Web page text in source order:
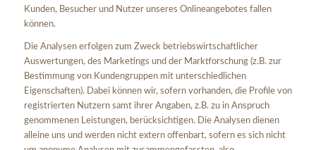
Kunden, Besucher und Nutzer unseres Onlineangebotes fallen
können.
Die Analysen erfolgen zum Zweck betriebswirtschaftlicher
Auswertungen, des Marketings und der Marktforschung (z.B. zur
Bestimmung von Kundengruppen mit unterschiedlichen
Eigenschaften). Dabei können wir, sofern vorhanden, die Profile von
registrierten Nutzern samt ihrer Angaben, z.B. zu in Anspruch
genommenen Leistungen, berücksichtigen. Die Analysen dienen
alleine uns und werden nicht extern offenbart, sofern es sich nicht